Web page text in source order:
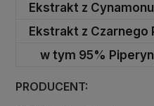
Ekstrakt z Cynamonu
Ekstrakt z Czarnego
w tym 95%
PRODUCENT: